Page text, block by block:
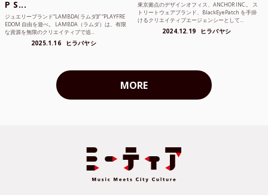
P S...
ジュエリーブランド“LAMBDA( ラムダ))” “PLAYFRE
EDOM 自由を遊べ。 LAMBDA（ラムダ）は、有限
な資源を無限のクリエイティブで追...
2025.1.16 ヒラバヤシ
東京拠点のデザインオフィス、ANCHOR INC.。 ス
トリートウェアブランド、BlackEyePatch を手掛
けるクリエイティブエージェンシーとして...
2024.12.19 ヒラバヤシ
MORE